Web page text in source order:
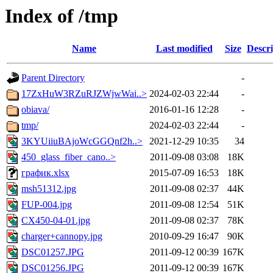
Index of /tmp
Name Last modified Size
Parent Directory
-
17ZxHuW3RZuRJZWjwWai..> 2024-02-03 22:44
-
obiava/
2016-01-16 12:28
-
tmp/
2024-02-03 22:44
-
3KYUiiuBAjoWcGGQnf2h..>
2021-12-29 10:35
34
450_glass_fiber_cano..>
2011-09-08 03:08
18K
график.xlsx
2015-07-09 16:53
18K
msh51312.jpg
2011-09-08 02:37
44K
FUP-004.jpg
2011-09-08 12:54
51K
CX450-04-01.jpg
2011-09-08 02:37
78K
charger+cannopy.jpg
2010-09-29 16:47
90K
DSC01257.JPG
2011-09-12 00:39 167K
DSC01256.JPG
2011-09-12 00:39 167K